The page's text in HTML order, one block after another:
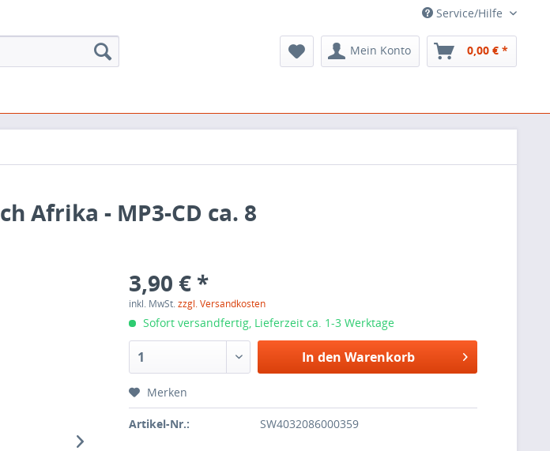
Service/Hilfe
Mein Konto 0,00 € *
Afrika - MP3-CD ca. 8
3,90 € *
inkl. MwSt.zzgl. Versandkosten
Sofort versandfertig, Lieferzeit ca. 1-3 Werktage
In den Warenkorb
Merken
Artikel-Nr.: SW4032086000359